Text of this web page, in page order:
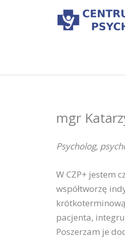
mgr
Psycholog,
W CZP+ jestem
współtworzę
pacjenta,
Poszerzam je